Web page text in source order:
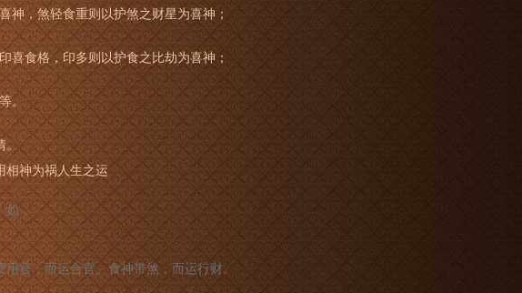
煞轻食重则以护煞之财星为喜神；
格，印多则以护食之比劫为喜神；
。
。
相神为祸人生之运
如，
官，而运合官。食神带煞，而运行财。